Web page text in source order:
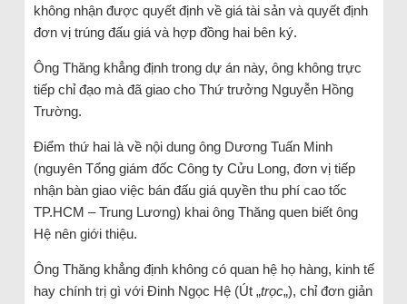
không nhận được quyết định về giá tài sản và quyết định
đơn vị trúng đấu giá và hợp đồng hai bên ký.
Ông Thăng khẳng định trong dự án này, ông không trực
tiếp chỉ đạo mà đã giao cho Thứ trưởng Nguyễn Hồng
Trường.
Điểm thứ hai là về nội dung ông Dương Tuấn Minh
(nguyên Tổng giám đốc Công ty Cửu Long, đơn vị tiếp
nhận bàn giao việc bán đấu giá quyền thu phí cao tốc
TP.HCM – Trung Lương) khai ông Thăng quen biết ông
Hệ nên giới thiệu.
Ông Thăng khẳng định không có quan hệ họ hàng, kinh tế
hay chính trị gì với Đinh Ngọc Hệ (Út „trọc„), chỉ đơn giản